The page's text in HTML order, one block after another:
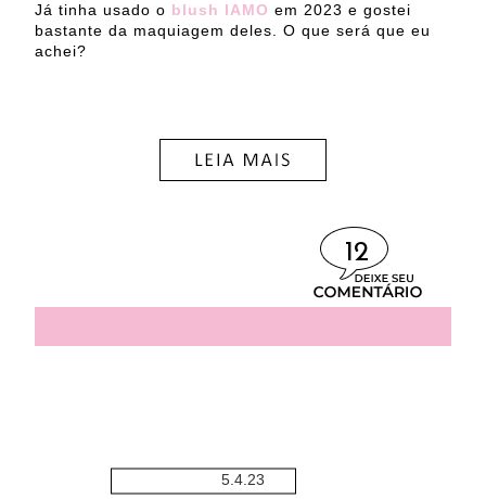
Já tinha usado o blush IAMO em 2023 e gostei
bastante da maquiagem deles. O que será que eu
achei?
12
5.4.23